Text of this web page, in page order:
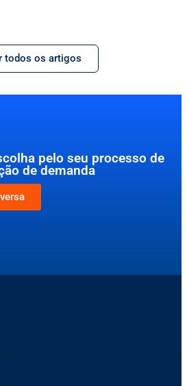
todos os artigos
pelo seu processo de
de demanda